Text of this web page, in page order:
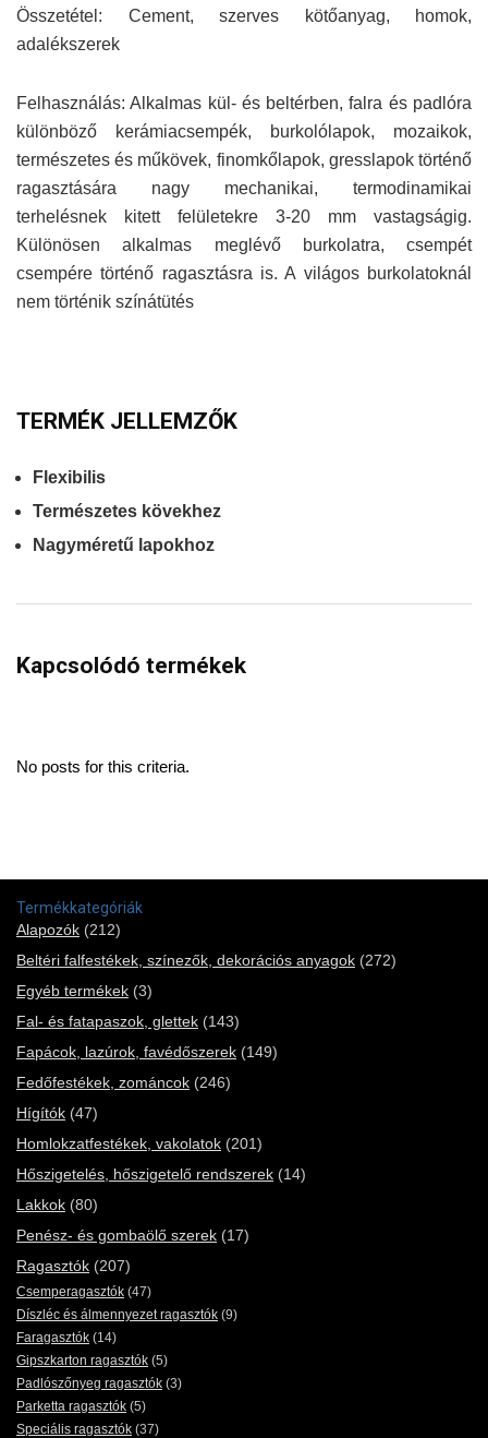
Összetétel: Cement, szerves kötőanyag, homok,
adalékszerek
Felhasználás: Alkalmas kül- és beltérben, falra és padlóra
különböző kerámiacsempék, burkolólapok, mozaikok,
természetes és műkövek, finomkőlapok, gresslapok történő
ragasztására nagy mechanikai, termodinamikai
terhelésnek kitett felületekre 3-20 mm vastagságig.
Különösen alkalmas meglévő burkolatra, csempét
csempére történő ragasztásra is. A világos burkolatoknál
nem történik színátütés
TERMÉK JELLEMZŐK
Flexibilis
Természetes kövekhez
Nagyméretű lapokhoz
Kapcsolódó termékek
No posts for this criteria.
Termékkategóriák
Alapozók (212)
Beltéri falfestékek, színezők, dekorációs anyagok (272)
Egyéb termékek (3)
Fal- és fatapaszok, glettek (143)
Fapácok, lazúrok, favédőszerek (149)
Fedőfestékek, zománcok (246)
Hígítók (47)
Homlokzatfestékek, vakolatok (201)
Hőszigetelés, hőszigetelő rendszerek (14)
Lakkok (80)
Penész- és gombaölő szerek (17)
Ragasztók (207)
Csemperagasztók (47)
Díszléc és álmennyezet ragasztók (9)
Faragasztók (14)
Gipszkarton ragasztók (5)
Padlószőnyeg ragasztók (3)
Parketta ragasztók (5)
Speciális ragasztók (37)